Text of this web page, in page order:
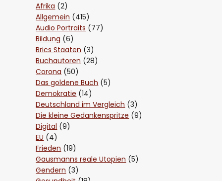
Afrika (2)
Allgemein (415)
Audio Portraits (77)
Bildung (6)
Brics Staaten (3)
Buchautoren (28)
Corona (50)
Das goldene Buch (5)
Demokratie (14)
Deutschland im Vergleich (3)
Die kleine Gedankenspritze (9)
Digital (9)
EU (4)
Frieden (19)
Gausmanns reale Utopien (5)
Gendern (3)